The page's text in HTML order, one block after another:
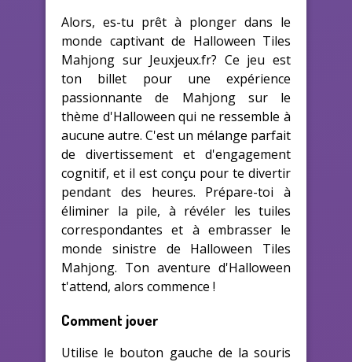
Alors, es-tu prêt à plonger dans le
monde captivant de Halloween Tiles
Mahjong sur Jeuxjeux.fr? Ce jeu est
ton billet pour une expérience
passionnante de Mahjong sur le
thème d'Halloween qui ne ressemble à
aucune autre. C'est un mélange parfait
de divertissement et d'engagement
cognitif, et il est conçu pour te divertir
pendant des heures. Prépare-toi à
éliminer la pile, à révéler les tuiles
correspondantes et à embrasser le
monde sinistre de Halloween Tiles
Mahjong. Ton aventure d'Halloween
t'attend, alors commence !
Comment jouer
Utilise le bouton gauche de la souris